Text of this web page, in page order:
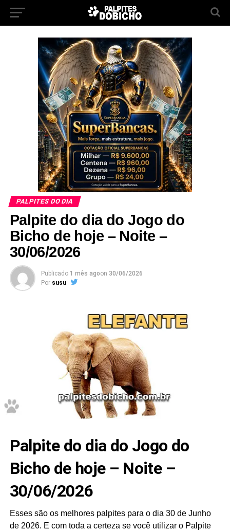
PALPITES DO DIA
Palpite do dia do Jogo do
Bicho de hoje – Noite –
30/06/2026
Publicado 1 mês agoon 30/06/2026
Por susu
Palpite do dia do Jogo do
Bicho de hoje – Noite –
30/06/2026
Esses são os melhores palpites para o dia 30 de Junho
de 2026. E com toda a certeza se você utilizar o Palpite